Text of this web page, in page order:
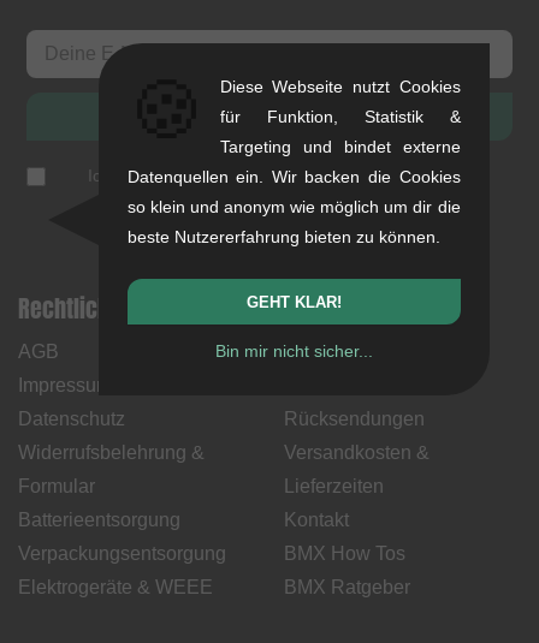
ANMELDEN
Ich akzeptiere die Datenschutzerklärung (jederzeit
abbestellbar
Rechtliche Hinweise
AGB
Impressum
Datenschutz
Widerrufsbelehrung &
Formular
Batterieentsorgung
Verpackungsentsorgung
Elektrogeräte & WEEE
Hilfe & Information
Mein Konto
Rücksendungen
Versandkosten &
Lieferzeiten
Kontakt
BMX How Tos
BMX Ratgeber
Diese Webseite nutzt Cookies
für Funktion, Statistik &
Targeting und bindet externe
Datenquellen ein. Wir backen die Cookies
so klein und anonym wie möglich um dir die
beste Nutzererfahrung bieten zu können.
GEHT KLAR!
Bin mir nicht sicher...